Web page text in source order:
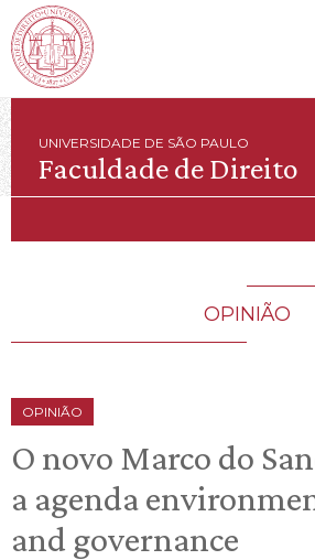
UNIVERSIDADE DE SÃO PAULO
Faculdade de Direito
OPINIÃO
OPINIÃO
O novo Marco do
a agenda
and governance